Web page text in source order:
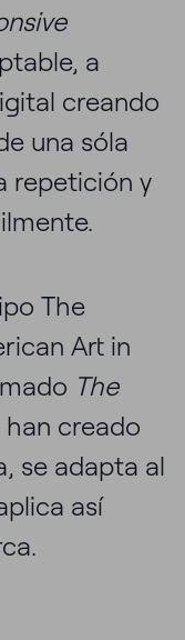
a
creando
una sóla
repetición y
The
Art in
The
creado
se adapta al
así